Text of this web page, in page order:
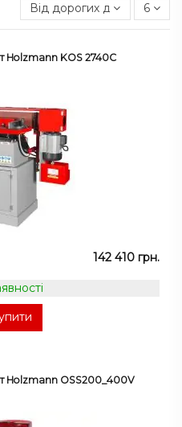
Від дорогих до дешевих
6
Holzmann KOS 2740C
142 410 грн.
Holzmann OSS200_400V